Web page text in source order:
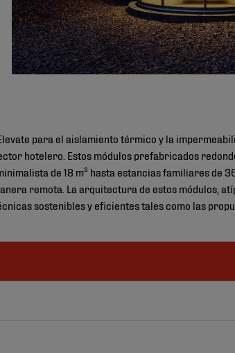
©
para el aislamiento térmico y la
hotelero. Estos módulos prefabricados
de 18 m² hasta estancias familiares de
remota. La arquitectura de estos módulos,
sostenibles y eficientes tales como las